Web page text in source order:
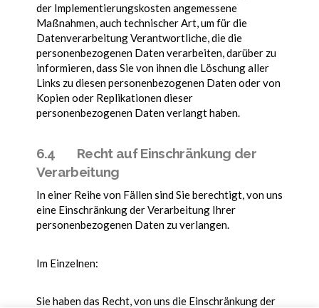
der Implementierungskosten angemessene
Maßnahmen, auch technischer Art, um für die
Datenverarbeitung Verantwortliche, die die
personenbezogenen Daten verarbeiten, darüber zu
informieren, dass Sie von ihnen die Löschung aller
Links zu diesen personenbezogenen Daten oder von
Kopien oder Replikationen dieser
personenbezogenen Daten verlangt haben.
6.4 Recht auf Einschränkung der
Verarbeitung
In einer Reihe von Fällen sind Sie berechtigt, von uns
eine Einschränkung der Verarbeitung Ihrer
personenbezogenen Daten zu verlangen.
Im Einzelnen:
Sie haben das Recht, von uns die Einschränkung der